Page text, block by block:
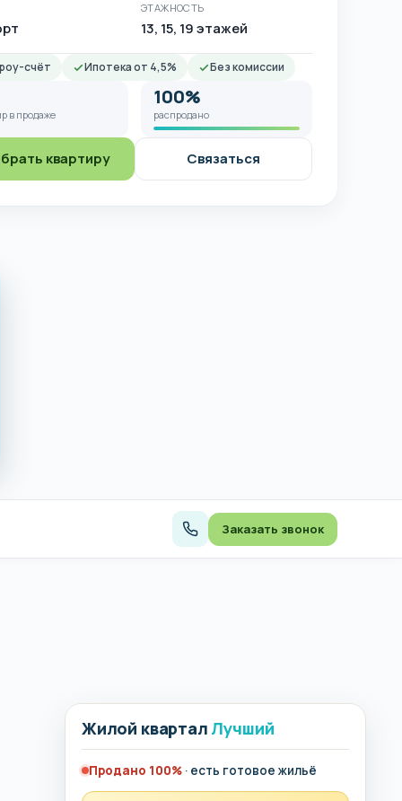
ЭТАЖНОСТЬ
13, 15, 19 этажей
счёт Ипотека от 4,5% Без комиссии
в продаже
100%
распродано
квартиру Связаться
Заказать звонок
Жилой квартал Лучший
Продано 100% · есть готовое жильё